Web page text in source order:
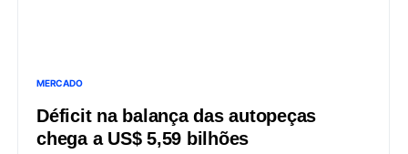
MERCADO
Déficit na balança das autopeças
chega a US$ 5,59 bilhões